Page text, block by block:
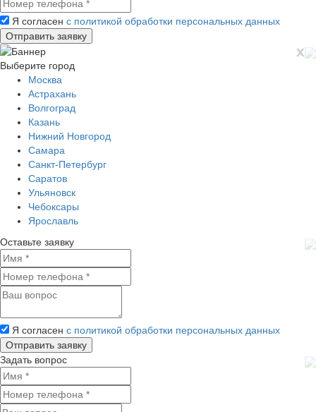
Я согласен с политикой обработки персональных данных
x
Выберите город
Москва
Астрахань
Волгоград
Казань
Нижний Новгород
Самара
Санкт-Петербург
Саратов
Ульяновск
Чебоксары
Ярославль
Оставьте заявку
Я согласен с политикой обработки персональных данных
Задать вопрос